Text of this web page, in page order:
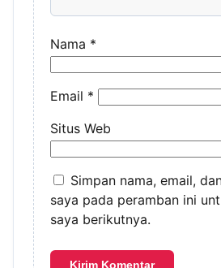
Nama *
Email *
Situs Web
Simpan nama, email,
saya pada peramban ini
saya berikutnya.